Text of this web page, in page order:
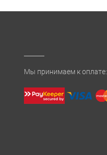
Мы принимаем к оплате: